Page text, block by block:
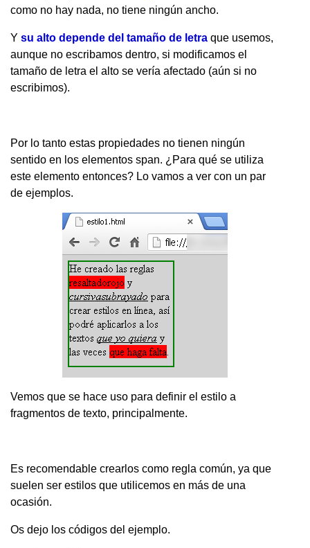
como no hay nada, no tiene ningún ancho.
Y su alto depende del tamaño de letra que usemos,
aunque no escribamos dentro, si modificamos el
tamaño de letra el alto se vería afectado (aún si no
escribimos).
Por lo tanto estas propiedades no tienen ningún
sentido en los elementos span. ¿Para qué se utiliza
este elemento entonces? Lo vamos a ver con un par
de ejemplos.
Vemos que se hace uso para definir el estilo a
fragmentos de texto, principalmente.
Es recomendable crearlos como regla común, ya que
suelen ser estilos que utilicemos en más de una
ocasión.
Os dejo los códigos del ejemplo.